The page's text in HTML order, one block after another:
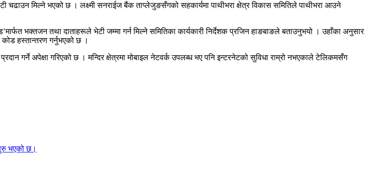
मिल्ने भएको छ । लक्ष्मी सनराईज बैंक ताप्लेजुङसँगको सहकार्यमा पाथीभरा क्षेत्र विकास समितिले पाथीभरा आउने
भक्तजन तथा दाताहरूले भेटी जम्मा गर्न मिल्ने समितिका कार्यकारी निर्देशक प्रजिन हाङबाङले बताउनुभयो । उहाँका अनुसार
हस्तान्तरण गर्नुभएको छ ।
गर्ने अपेक्षा गरिएको छ । मन्दिर क्षेत्रमा मोबाइल नेटवर्क उपलब्ध भए पनि इन्टरनेटको सुविधा राम्रो नभएकाले टेलिकमसँग
भएको छ।